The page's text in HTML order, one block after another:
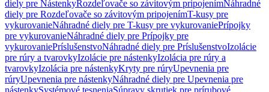
diely pre NástenkyRozdeľovače so závitovým pripojenímNáhradné
diely pre Rozdeľovače so závitovým pripojenímT-kusy pre
vykurovanieNáhradné diely pre T-kusy pre vykurovaniePrípojky
pre vykurovanieNáhradné diely pre Prípojky pre
vykurovaniePríslušenstvoNáhradné diely pre PríslušenstvoIzolácie
pre rúry a tvarovkyIzolácie pre nástenkyIzolácia pre rúry a
tvarovkyIzolácia pre nástenkyKryty pre rúryUpevnenia pre
rúryUpevnenia pre nástenkyNáhradné diely pre Upevnenia pre
nástenkySystémové tesneniaSúpravy skrutiek pre prírubové